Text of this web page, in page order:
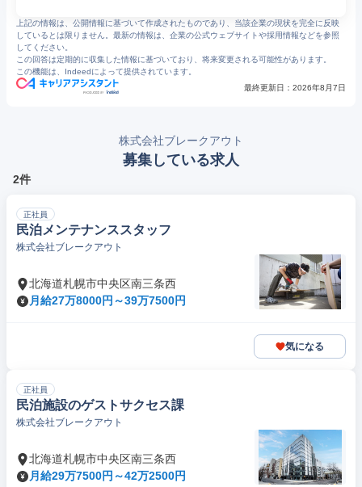
10https://jp.indeed.com/viewjob?jk=2e0542ba67e51a86
上記の情報は、公開情報に基づいて作成されたものであり、当該企業の現状を完全に反映
しているとは限りません。最新の情報は、企業の公式ウェブサイトや採用情報などを参照
してください。
この回答は定期的に収集した情報に基づいており、将来変更される可能性があります。
この機能は、Indeedによって提供されています。
最終更新日： 2026年8月7日
株式会社ブレークアウト
募集している求人
2件
正社員
民泊メンテナンススタッフ
株式会社ブレークアウト
北海道札幌市中央区南三条西
月給27万8000円～39万7500円
気になる
正社員
民泊施設のゲストサクセス課
株式会社ブレークアウト
北海道札幌市中央区南三条西
月給29万7500円～42万2500円